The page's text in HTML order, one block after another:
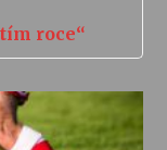
roce“